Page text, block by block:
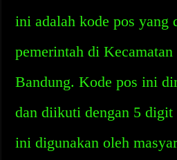
ini adalah kode pos yang
pemerintah di Kecamatan
Bandung. Kode pos ini
dan diikuti dengan 5
ini digunakan oleh